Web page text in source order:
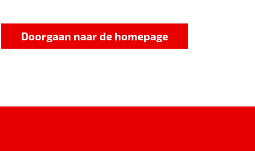
Doorgaan naar de homepage